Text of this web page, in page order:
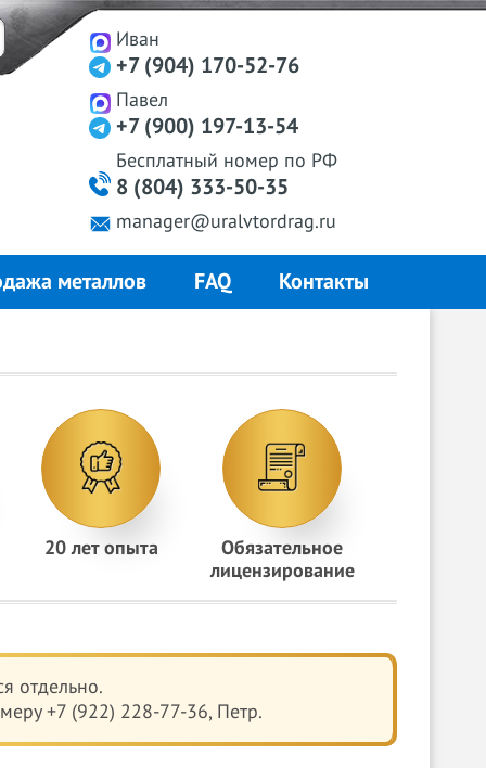
Иван
+7 (904) 170-52-76
Павел
+7 (900) 197-13-54
Бесплатный номер по РФ
8 (804) 333-50-35
manager@uralvtordrag.ru
металлов FAQ Контакты
20 лет опыта
Обязательное
лицензирование
отдельно.
+7 (922) 228-77-36, Петр.